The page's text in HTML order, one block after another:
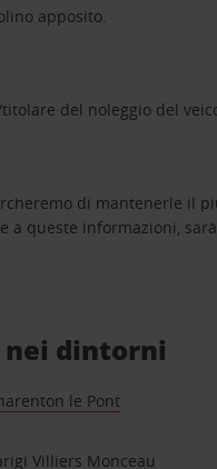
apposito.
del noleggio del
di mantenerle il
queste informazioni,
nei dintorni
le Pont
Villiers Monceau